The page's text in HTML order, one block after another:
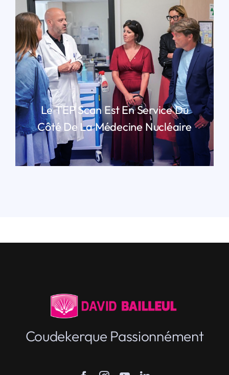
Le TEP Scan Est En Service Du
Côté De La Médecine Nucléaire
LIRE PLUS
Coudekerque Passionnément